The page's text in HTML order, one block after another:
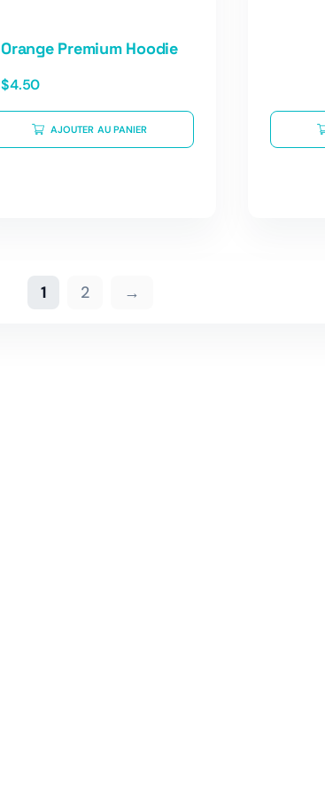
Orange Premium Hoodie
$4.50
AJOUTER AU PANIER
1 2 →